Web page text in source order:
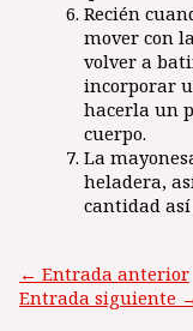
Recién
mover con
volver a
incorporar
hacerla un
cuerpo.
La
heladera,
cantidad así
← Entrada anterior
Entrada siguiente